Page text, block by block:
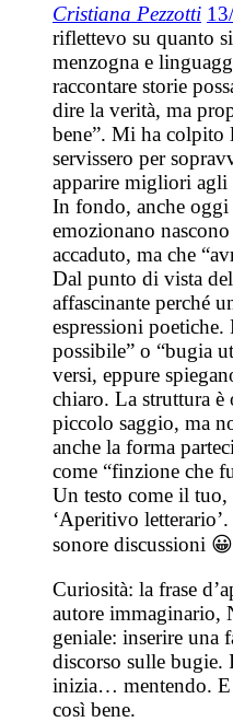
Cristiana Pezzotti
riflettevo su quanto
menzogna e
raccontare storie
dire la verità, ma
bene”. Mi ha colpito
servissero per
apparire migliori
In fondo, anche oggi
emozionano
accaduto, ma che
Dal punto di vista
affascinante perché
espressioni poetiche.
possibile” o “bugia
versi, eppure
chiaro. La struttura è
piccolo saggio, ma
anche la forma
come “finzione che
Un testo come il tuo,
‘Aperitivo
sonore discussioni 😀
Curiosità: la frase
autore immaginario,
geniale: inserire una
discorso sulle bugie.
inizia… mentendo. E
così bene.